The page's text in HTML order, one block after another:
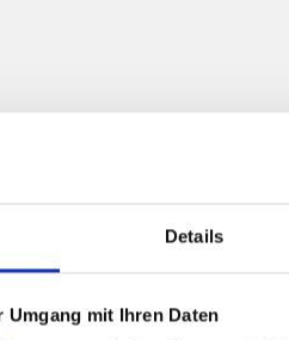
Details
mit Ihren Daten
WITH YOU?